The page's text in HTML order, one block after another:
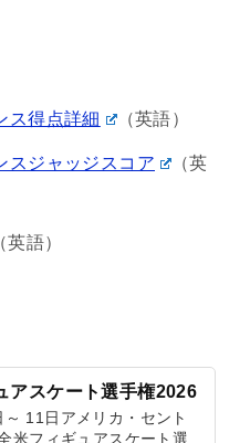
ス得点詳細 （英語）
スジャッジスコア
（英
英語）
アスケート選手権2026
11日アメリカ・セント
米フィギュアスケート選